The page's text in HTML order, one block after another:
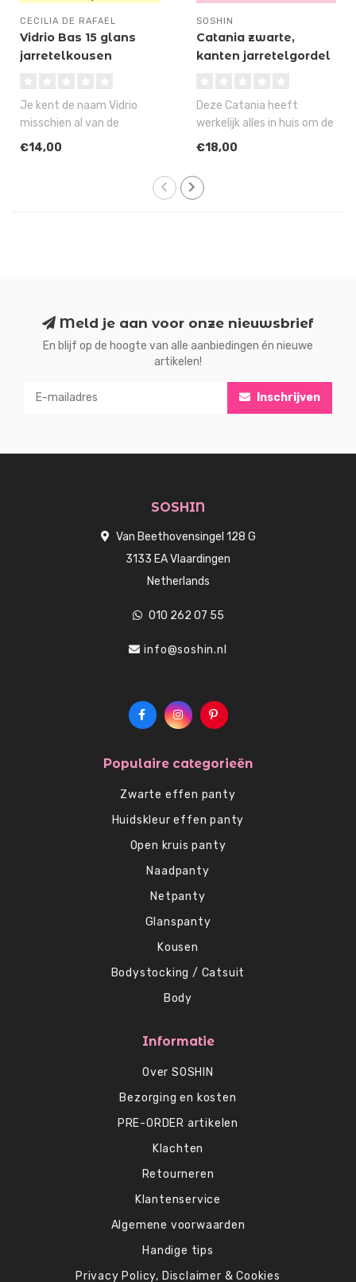
CECILIA DE RAFAEL
Vidrio Bas 15 glans
jarretelkousen
Je kent de naam Vidrio
misschien al van de
openkruispanty, die je bij
€14,00
SOSHIN
Catania zwarte,
kanten jarretelgordel
Deze Catania heeft
werkelijk alles in huis om de
nieuwe musthave te
€18,00
Meld je aan voor onze nieuwsbrief
En blijf op de hoogte van alle aanbiedingen én nieuwe
artikelen!
Inschrijven
SOSHIN
Van Beethovensingel 128 G
3133 EA Vlaardingen
Netherlands
010 262 07 55
info@soshin.nl
Populaire categorieën
Zwarte effen panty
Huidskleur effen panty
Open kruis panty
Naadpanty
Netpanty
Glanspanty
Kousen
Bodystocking / Catsuit
Body
Informatie
Over SOSHIN
Bezorging en kosten
PRE-ORDER artikelen
Klachten
Retourneren
Klantenservice
Algemene voorwaarden
Handige tips
Privacy Policy, Disclaimer & Cookies